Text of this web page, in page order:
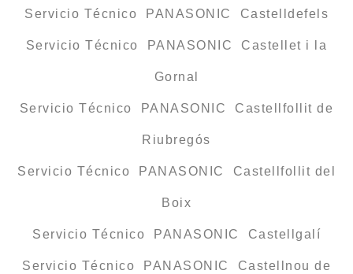
Servicio Técnico PANASONIC Castelldefels
Servicio Técnico PANASONIC Castellet i la
Gornal
Servicio Técnico PANASONIC Castellfollit de
Riubregós
Servicio Técnico PANASONIC Castellfollit del
Boix
Servicio Técnico PANASONIC Castellgalí
Servicio Técnico PANASONIC Castellnou de